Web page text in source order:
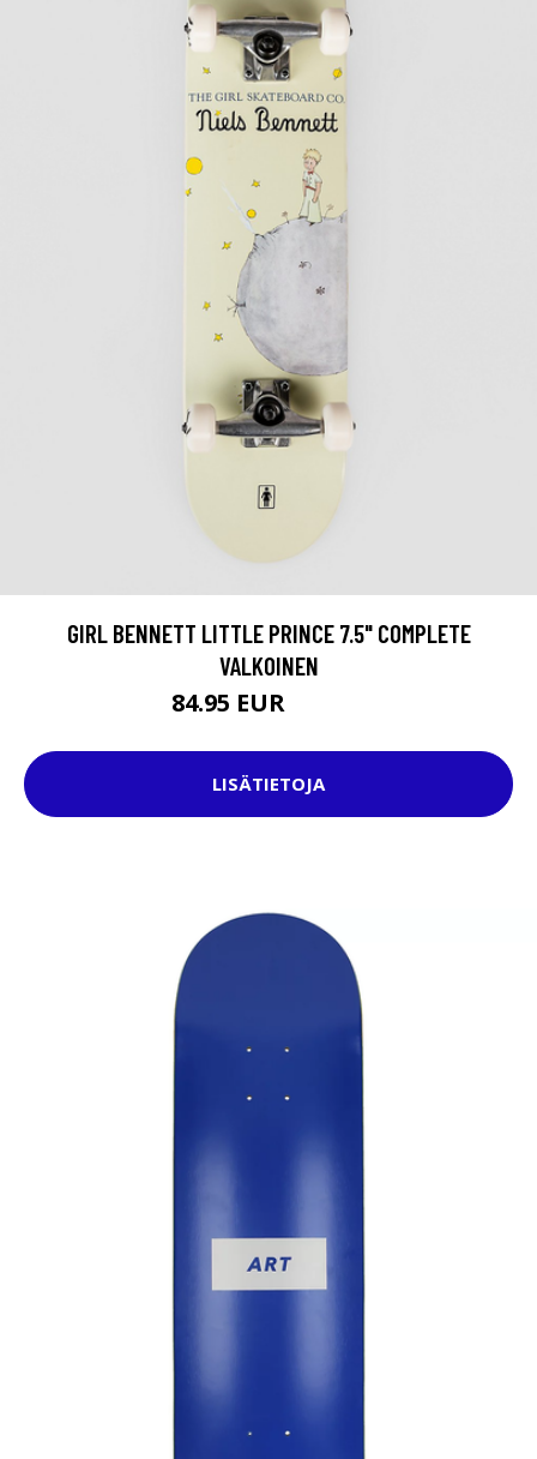
GIRL BENNETT LITTLE PRINCE 7.5" COMPLETE
VALKOINEN
84.95 EUR
LISÄTIETOJA